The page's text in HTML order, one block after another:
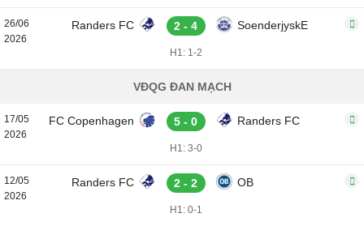
26/06
2026
Randers FC 2 - 4 SoenderjyskE
H1: 1-2
VĐQG ĐAN MẠCH
17/05
2026
FC Copenhagen 5 - 0 Randers FC
H1: 3-0
12/05
2026
Randers FC 2 - 2 OB
H1: 0-1